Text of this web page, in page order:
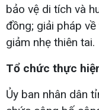
bảo vệ di tích và
đồng; giải pháp
giảm nhẹ thiên tai.
Tổ chức thực
Ủy ban nhân dân